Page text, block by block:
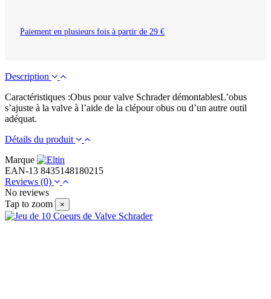
Paiement en plusieurs fois à partir de 29 €
Description
Caractéristiques :Obus pour valve Schrader démontablesL’obus
s’ajuste à la valve à l’aide de la clépour obus ou d’un autre outil
adéquat.
Détails du produit
Marque
EAN-13 8435148180215
Reviews (0)
No reviews
Tap to zoom
×